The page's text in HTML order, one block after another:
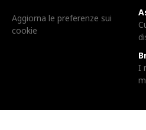
Aggiorna le preferenze sui
cookie
I